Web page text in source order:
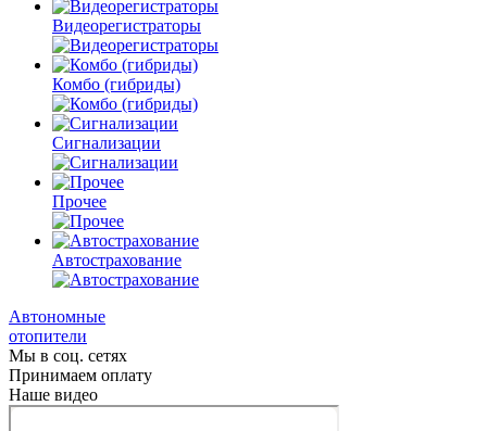
Видеорегистраторы
Комбо (гибриды)
Сигнализации
Прочее
Автострахование
Автономные
отопители
Мы в соц. сетях
Принимаем оплату
Наше видео